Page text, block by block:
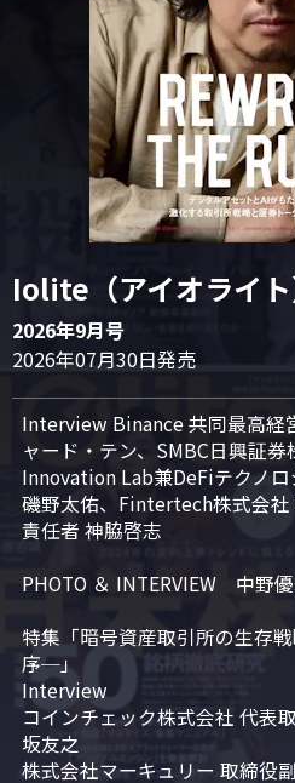
Iolite（アイオライ
2026年9月号
2026年07月30日発売
Interview Binance 共同最高経
ャード・テン、SMBC日興証
Innovation Lab兼DeFiテクノ
磯野太佑、Fintertech株式会
責任者 神脇啓志
PHOTO ＆ INTERVIEW　中野
特集「暗号資産取引所の生存
序─」
Interview
コインチェック株式会社 代表
坂友之
株式会社マーキュリー 取締役